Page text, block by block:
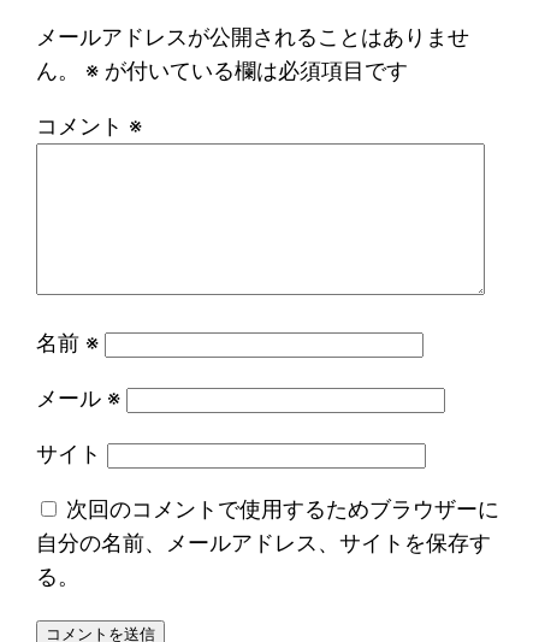
メールアドレスが公開されることはありませ
ん。
※ が付いている欄は必須項目です
コメント ※
名前 ※
メール ※
サイト
次回のコメントで使用するためブラウザーに
自分の名前、メールアドレス、サイトを保存す
る。